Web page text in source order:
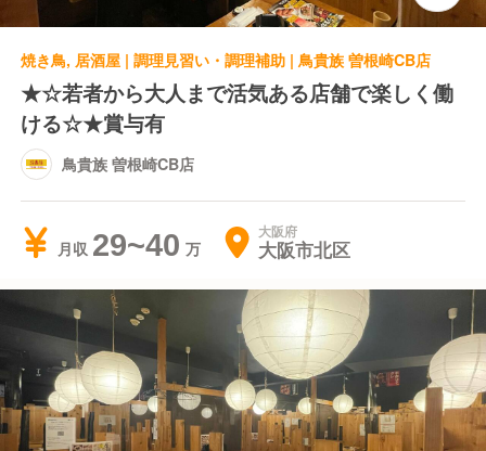
焼き鳥, 居酒屋 | 調理見習い・調理補助 | 鳥貴族 曽根崎CB店
★☆若者から大人まで活気ある店舗で楽しく働
ける☆★賞与有
鳥貴族 曽根崎CB店
月収 29~40 大阪府
大阪市北区